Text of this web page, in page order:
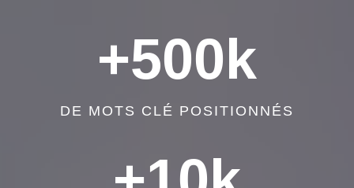
+500k
DE MOTS CLÉ POSITIONNÉS